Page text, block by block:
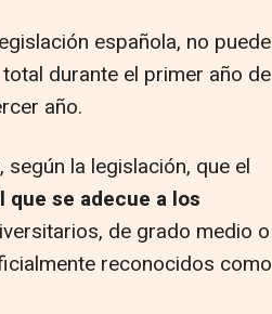
española, no puede
durante el primer año de
año.
según la legislación, que el
se adecue a los
de grado medio o
reconocidos como